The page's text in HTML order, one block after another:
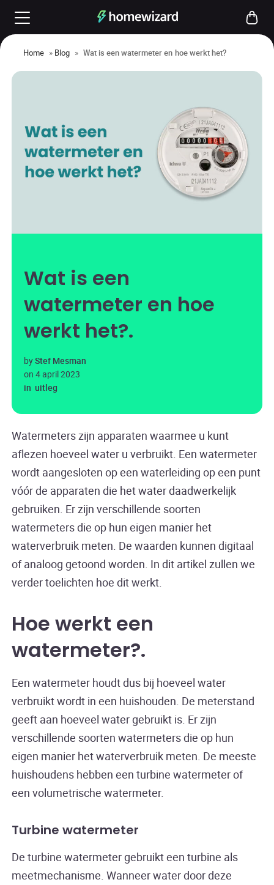
Home » Blog » Wat is een watermeter en hoe werkt het?
Wat is een
watermeter en hoe
werkt het?
byStef Mesman
on 4 april 2023
in uitleg
Watermeters zijn apparaten waarmee u kunt
aflezen hoeveel water u verbruikt. Een watermeter
wordt aangesloten op een waterleiding op een punt
vóór de apparaten die het water daadwerkelijk
gebruiken. Er zijn verschillende soorten
watermeters die op hun eigen manier het
waterverbruik meten. De waarden kunnen digitaal
of analoog getoond worden. In dit artikel zullen we
verder toelichten hoe dit werkt.
Hoe werkt een
watermeter?
Een watermeter houdt dus bij hoeveel water
verbruikt wordt in een huishouden. De meterstand
geeft aan hoeveel water gebruikt is. Er zijn
verschillende soorten watermeters die op hun
eigen manier het waterverbruik meten. De meeste
huishoudens hebben een turbine watermeter of
een volumetrische watermeter.
Turbine watermeter
De turbine watermeter gebruikt een turbine als
meetmechanisme. Wanneer water door deze